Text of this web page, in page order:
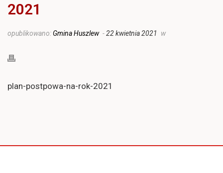
2021
opublikowano: Gmina Huszlew -22 kwietnia 2021 w
plan-postpowa-na-rok-2021